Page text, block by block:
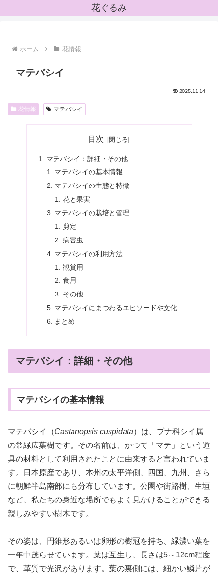
花ぐるみ
ホーム 花情報
マテバシイ
2025.11.14
花情報 マテバシイ
目次
マテバシイ：詳細・その他
マテバシイの基本情報
マテバシイの生態と特徴
花と果実
マテバシイの栽培と管理
剪定
病害虫
マテバシイの利用方法
観賞用
食用
その他
マテバシイにまつわるエピソードや文化
まとめ
マテバシイ：詳細・その他
マテバシイの基本情報
マテバシイ（Castanopsis cuspidata）は、ブナ科シイ属
の常緑広葉樹です。その名前は、かつて「マテ」という道
具の材料として利用されたことに由来すると言われていま
す。日本原産であり、本州の太平洋側、四国、九州、さら
に朝鮮半島南部にも分布しています。公園や街路樹、生垣
など、私たちの身近な場所でもよく見かけることができる
親しみやすい樹木です。
その姿は、円錐形あるいは卵形の樹冠を持ち、緑濃い葉を
一年中茂らせています。葉は互生し、長さは5～12cm程度
で、革質で光沢があります。葉の裏側には、細かい鱗片が